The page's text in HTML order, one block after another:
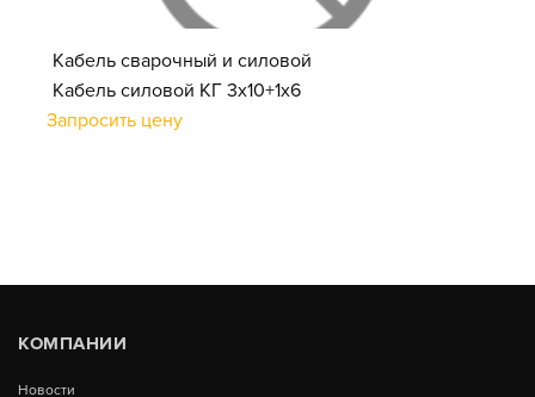
Кабель сварочный и силовой
Кабель силовой КГ 3х10+1х6
Запросить цену
КОМПАНИИ
Новости